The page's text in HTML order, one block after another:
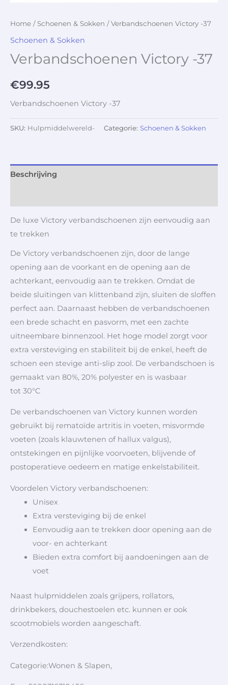
Home / Schoenen & Sokken / Verbandschoenen Victory -37
Schoenen & Sokken
Verbandschoenen Victory -37
€99.95
Verbandschoenen Victory -37
SKU: Hulpmiddelwereld- Categorie: Schoenen & Sokken
Beschrijving
De luxe Victory verbandschoenen zijn eenvoudig aan
te trekken
De Victory verbandschoenen zijn, door de lange
opening aan de voorkant en de opening aan de
achterkant, eenvoudig aan te trekken. Omdat de
beide sluitingen van klittenband zijn, sluiten de sloffen
perfect aan. Daarnaast hebben de verbandschoenen
een brede schacht en pasvorm, met een zachte
uitneembare binnenzool. Het hoge model zorgt voor
extra versteviging en stabiliteit bij de enkel, heeft de
schoen een stevige anti-slip zool. De verbandschoen is
gemaakt van 80%, 20% polyester en is wasbaar
tot 30°C
De verbandschoenen van Victory kunnen worden
gebruikt bij rematoïde artritis in voeten, misvormde
voeten (zoals klauwtenen of hallux valgus),
ontstekingen en pijnlijke voorvoeten, blijvende of
postoperatieve oedeem en matige enkelstabiliteit.
Voordelen Victory verbandschoenen:
Unisex
Extra versteviging bij de enkel
Eenvoudig aan te trekken door opening aan de
voor- en achterkant
Bieden extra comfort bij aandoeningen aan de
voet
Naast hulpmiddelen zoals grijpers, rollators,
drinkbekers, douchestoelen etc. kunnen er ook
scootmobiels worden aangeschaft.
Verzendkosten:
Categorie:Wonen & Slapen,